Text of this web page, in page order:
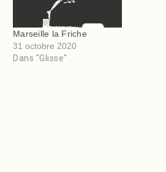
Marseille la Friche
31 octobre 2020
Dans "Glisse"